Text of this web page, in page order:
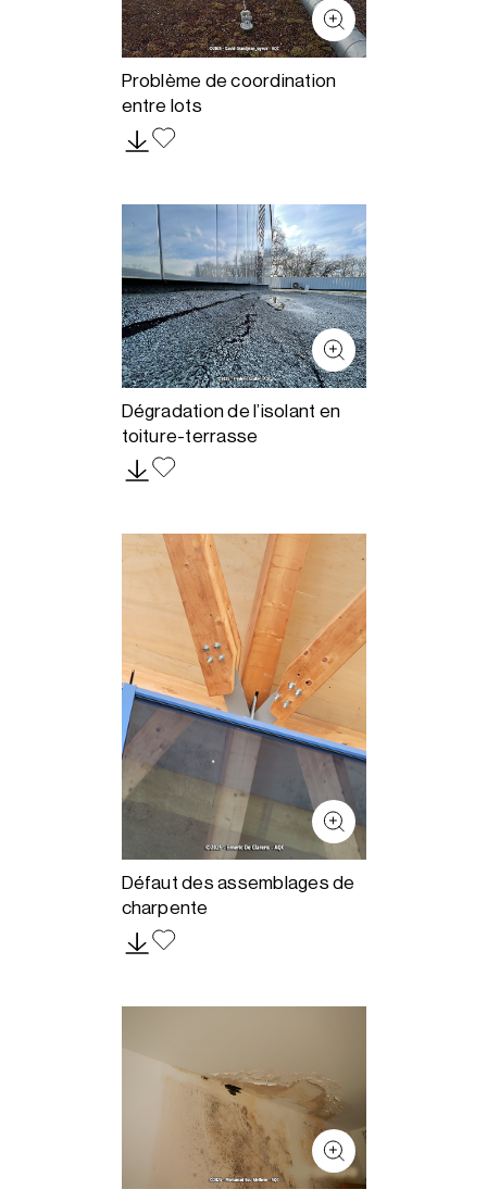
Problème de coordination
entre lots
Dégradation de l’isolant en
toiture-terrasse
Défaut des assemblages de
charpente